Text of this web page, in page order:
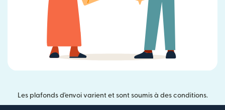
Les plafonds d'envoi varient et sont soumis à des conditions.